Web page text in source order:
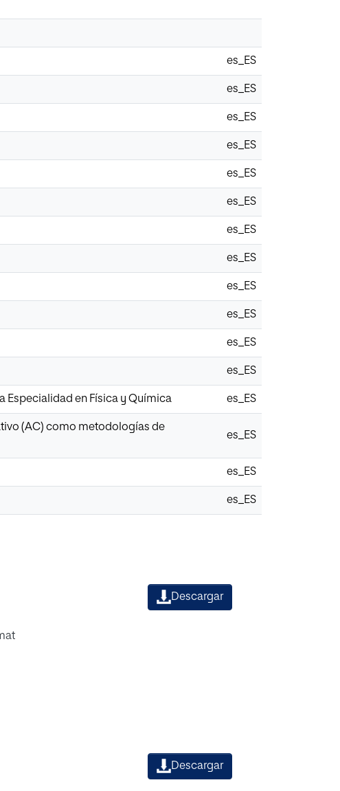
es_ES
es_ES
es_ES
es_ES
es_ES
es_ES
es_ES
es_ES
es_ES
es_ES
es_ES
es_ES
Especialidad en Física y Química es_ES
(AC) como metodologías de
es_ES
es_ES
es_ES
Descargar
Descargar